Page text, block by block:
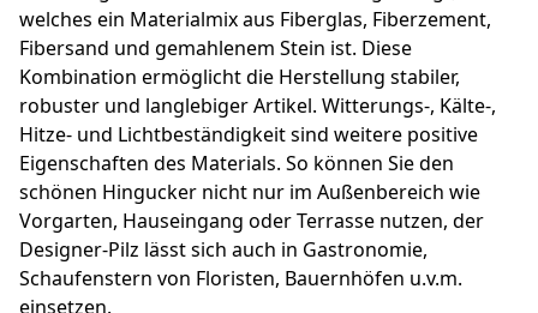
welches ein Materialmix aus Fiberglas, Fiberzement,
Fibersand und gemahlenem Stein ist. Diese
Kombination ermöglicht die Herstellung stabiler,
robuster und langlebiger Artikel. Witterungs-, Kälte-,
Hitze- und Lichtbeständigkeit sind weitere positive
Eigenschaften des Materials. So können Sie den
schönen Hingucker nicht nur im Außenbereich wie
Vorgarten, Hauseingang oder Terrasse nutzen, der
Designer-Pilz lässt sich auch in Gastronomie,
Schaufenstern von Floristen, Bauernhöfen u.v.m.
einsetzen.